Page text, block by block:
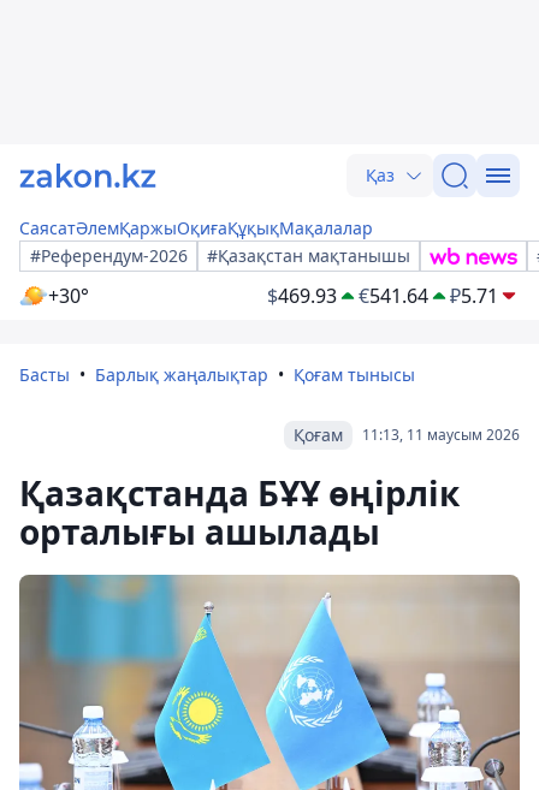
Қаз
СаясатӘлемҚаржыОқиғаҚұқықМақалалар
#Референдум-2026
#Қазақстан мақтанышы
+30° $469.93 €541.64 ₽5.71
Басты Барлық жаңалықтар Қоғам тынысы
11:13, 11 маусым 2026
Қоғам
Қазақстанда БҰҰ өңірлік
орталығы ашылады